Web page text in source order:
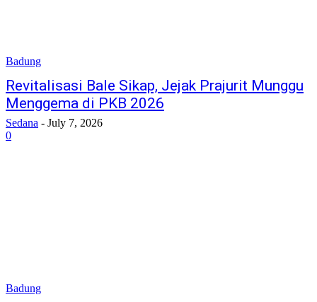
Badung
Revitalisasi Bale Sikap, Jejak Prajurit Munggu
Menggema di PKB 2026
Sedana - July 7, 2026
0
Badung